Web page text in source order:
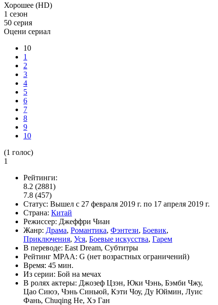
Хорошее (HD)
1 сезон
50 серия
Оцени сериал
10
1
2
3
4
5
6
7
8
9
10
(1 голос)
1
Рейтинги:
8.2 (2881)
7.8 (457)
Статус: Вышел с 27 февраля 2019 г. по 17 апреля 2019 г.
Страна: Китай
Режиссер: Джеффри Чиан
Жанр: Драма, Романтика, Фэнтези, Боевик,
Приключения, Уся, Боевые искусства, Гарем
В переводе: East Dream, Субтитры
Рейтинг MPAA: G (нет возрастных ограничений)
Время: 45 мин.
Из серии: Бой на мечах
В ролях актеры: Джозеф Цзэн, Юки Чэнь, Бэмби Чжу,
Цао Сиюэ, Чэнь Синьюй, Кэти Чоу, Ду Юймин, Луис
Фань, Chuqing He, Хэ Ган